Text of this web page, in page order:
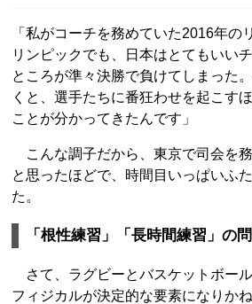
「私がコーチを務めていた2016年の
リンピックでも、日本はとてもいい
ところが準々決勝で負けてしまった
くと、選手たちに番狂わせを起こす
ことが分かってきたんです」
こんな調子だから、東京で司会を
と思ったほどで、時間目いっぱいふ
た。
「根性練習」「長時間練習」の
さて、ラグビーとバスケットボール
フィジカルが決定的な要素になりか